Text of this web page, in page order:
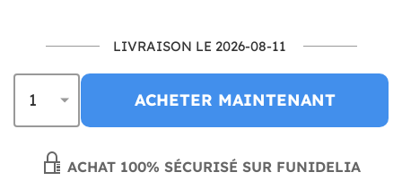
LIVRAISON LE 2026-08-11
ACHETER MAINTENANT
ACHAT 100% SÉCURISÉ SUR FUNIDELIA